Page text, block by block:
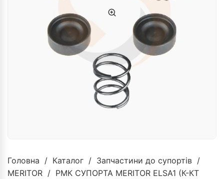
Головна / Каталог / Запчастини до супортів /
MERITOR / РМК СУПОРТА MERITOR ELSA1 (К-КТ